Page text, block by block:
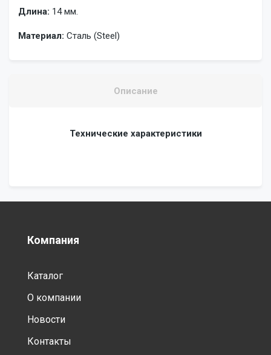
Длина: 14 мм.
Материал: Сталь (Steel)
Описание
Технические характеристики
Компания
Каталог
О компании
Новости
Контакты